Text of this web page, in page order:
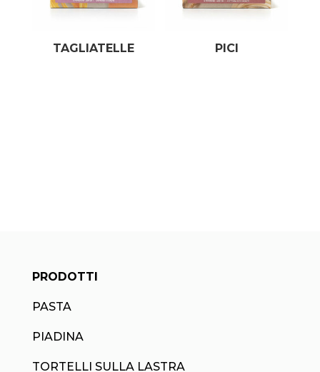
TAGLIATELLE PICI
PRODOTTI
PASTA
PIADINA
TORTELLI SULLA LASTRA